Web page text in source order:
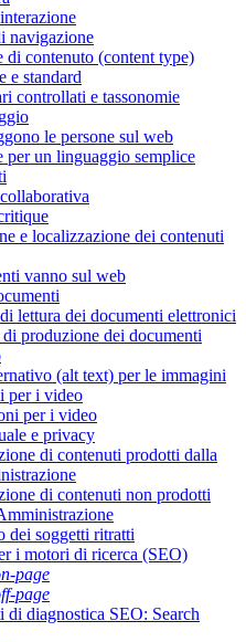
navigazione
di contenuto (content type)
e standard
controllati e tassonomie
le persone sul web
per un linguaggio semplice
e localizzazione dei contenuti
vanno sul web
lettura dei documenti elettronici
produzione dei documenti
(alt text) per le immagini
per i video
per i video
e privacy
di contenuti prodotti dalla
di contenuti non prodotti
dei soggetti ritratti
i motori di ricerca (SEO)
page
page
di diagnostica SEO: Search